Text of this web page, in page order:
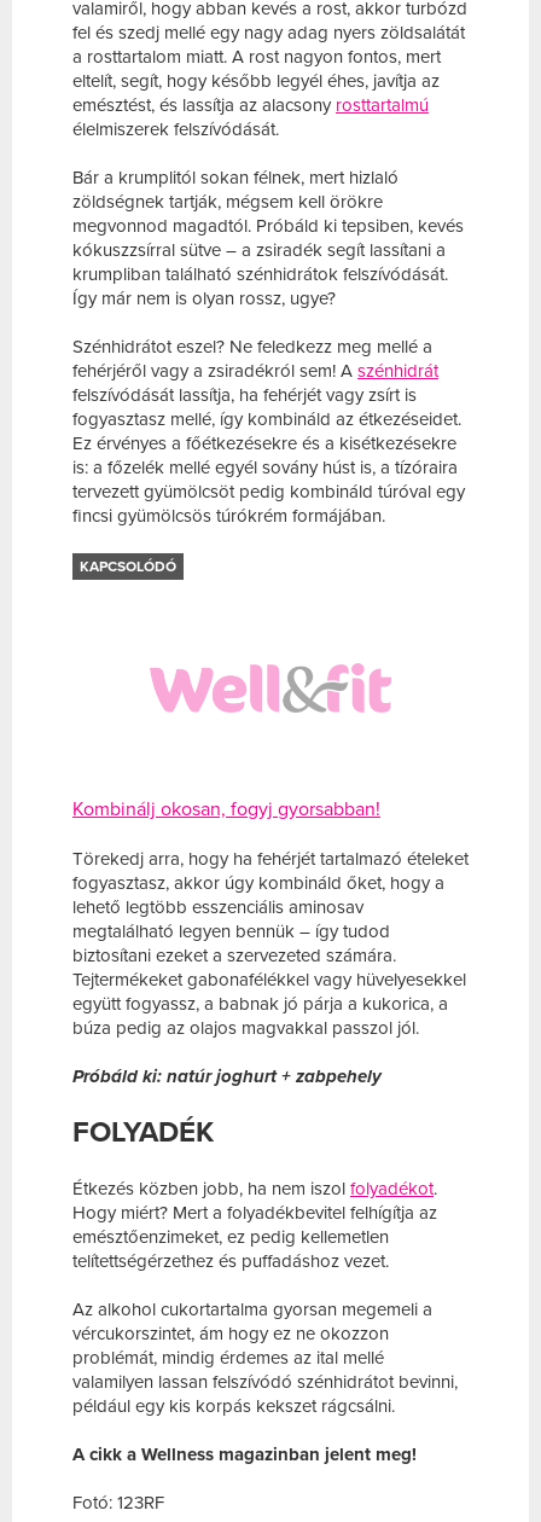
valamiről, hogy abban kevés a rost, akkor turbózd
fel és szedj mellé egy nagy adag nyers zöldsalátát
a rosttartalom miatt. A rost nagyon fontos, mert
eltelít, segít, hogy később legyél éhes, javítja az
emésztést, és lassítja az alacsony rosttartalmú
élelmiszerek felszívódását.
Bár a krumplitól sokan félnek, mert hizlaló
zöldségnek tartják, mégsem kell örökre
megvonnod magadtól. Próbáld ki tepsiben, kevés
kókuszzsírral sütve – a zsiradék segít lassítani a
krumpliban található szénhidrátok felszívódását.
Így már nem is olyan rossz, ugye?
Szénhidrátot eszel? Ne feledkezz meg mellé a
fehérjéről vagy a zsiradékról sem! A szénhidrát
felszívódását lassítja, ha fehérjét vagy zsírt is
fogyasztasz mellé, így kombináld az étkezéseidet.
Ez érvényes a főétkezésekre és a kisétkezésekre
is: a főzelék mellé egyél sovány húst is, a tízóraira
tervezett gyümölcsöt pedig kombináld túróval egy
fincsi gyümölcsös túrókrém formájában.
KAPCSOLÓDÓ
Kombinálj okosan, fogyj gyorsabban!
Törekedj arra, hogy ha fehérjét tartalmazó ételeket
fogyasztasz, akkor úgy kombináld őket, hogy a
lehető legtöbb esszenciális aminosav
megtalálható legyen bennük – így tudod
biztosítani ezeket a szervezeted számára.
Tejtermékeket gabonafélékkel vagy hüvelyesekkel
együtt fogyassz, a babnak jó párja a kukorica, a
búza pedig az olajos magvakkal passzol jól.
Próbáld ki: natúr joghurt + zabpehely
FOLYADÉK
Étkezés közben jobb, ha nem iszol folyadékot.
Hogy miért? Mert a folyadékbevitel felhígítja az
emésztőenzimeket, ez pedig kellemetlen
telítettségérzethez és puffadáshoz vezet.
Az alkohol cukortartalma gyorsan megemeli a
vércukorszintet, ám hogy ez ne okozzon
problémát, mindig érdemes az ital mellé
valamilyen lassan felszívódó szénhidrátot bevinni,
például egy kis korpás kekszet rágcsálni.
A cikk a Wellness magazinban jelent meg!
Fotó: 123RF